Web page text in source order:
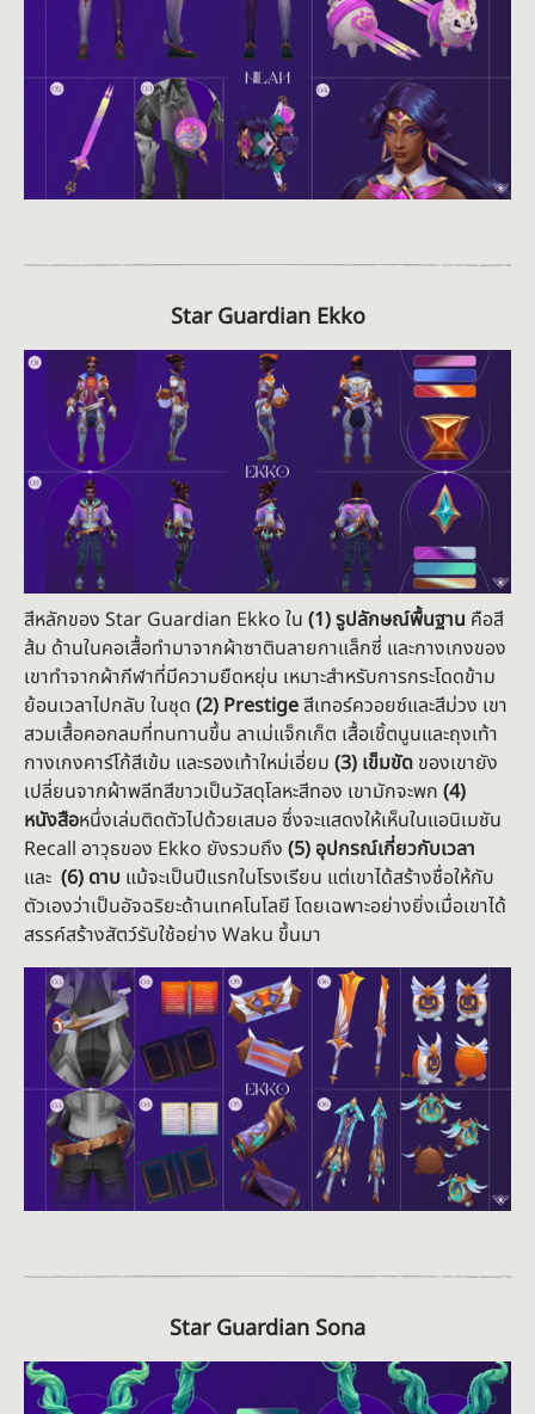
Star Guardian Ekko
สีหลักของ Star Guardian Ekko ใน (1) รูปลักษณ์พื้นฐาน คือสี
ส้ม ด้านในคอเสื้อทำมาจากผ้าซาตินลายกาแล็กซี่ และกางเกงของ
เขาทำจากผ้ากีฬาที่มีความยืดหยุ่น เหมาะสำหรับการกระโดดข้าม
ย้อนเวลาไปกลับ ในชุด (2) Prestigeสีเทอร์ควอยซ์และสีม่วง เขา
สวมเสื้อคอกลมที่ทนทานขึ้น ลาเม่แจ็กเก็ต เสื้อเชิ้ตนูนและถุงเท้า
กางเกงคาร์โก้สีเข้ม และรองเท้าใหม่เอี่ยม (3) เข็มขัด ของเขายัง
เปลี่ยนจากผ้าพลีทสีขาวเป็นวัสดุโลหะสีทอง เขามักจะพก (4)
หนังสือหนึ่งเล่มติดตัวไปด้วยเสมอ ซึ่งจะแสดงให้เห็นในแอนิเมชัน
Recall อาวุธของ Ekko ยังรวมถึง (5) อุปกรณ์เกี่ยวกับเวลา
และ (6) ดาบ แม้จะเป็นปีแรกในโรงเรียน แต่เขาได้สร้างชื่อให้กับ
ตัวเองว่าเป็นอัจฉริยะด้านเทคโนโลยี โดยเฉพาะอย่างยิ่งเมื่อเขาได้
สรรค์สร้างสัตว์รับใช้อย่าง Waku ขึ้นมา
Star Guardian Sona